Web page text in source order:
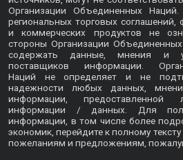
Организации Объединенных
региональных торговых
и коммерческих продуктов не
стороны Организации
содержать данные, мнения и
поставщиков информации.
Наций не определяет и не
надежности любых данных,
информации, предоставленной
информации / данных. Для
информации, в том числе более
экономик, перейдите кполному тексту
пожеланиям и предложениям,